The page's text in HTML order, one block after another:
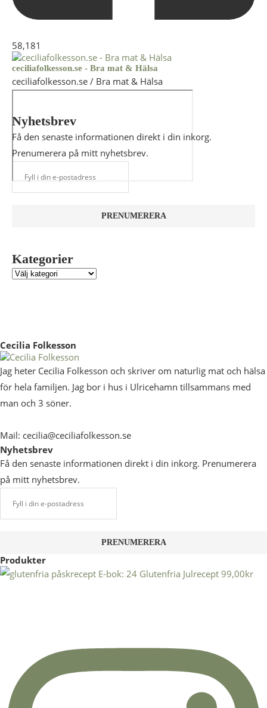
58,181
ceciliafolkesson.se - Bra mat & Hälsa
ceciliafolkesson.se / Bra mat & Hälsa
Nyhetsbrev
Få den senaste informationen direkt i din inkorg.
Prenumerera på mitt nyhetsbrev.
Kategorier
Cecilia Folkesson
Jag heter Cecilia Folkesson och skriver om naturlig mat och hälsa
för hela familjen. Jag bor i hus i Ulricehamn tillsammans med
man och 3 söner.
Mail: cecilia@ceciliafolkesson.se
Nyhetsbrev
Få den senaste informationen direkt i din inkorg. Prenumerera
på mitt nyhetsbrev.
Produkter
E-bok: 24 Glutenfria Julrecept 99,00kr